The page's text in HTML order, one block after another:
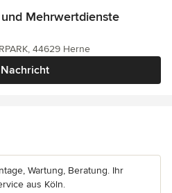
Mehrwertdienste
Nachricht
44629 Herne
Wartung, Beratung. Ihr
aus Köln.